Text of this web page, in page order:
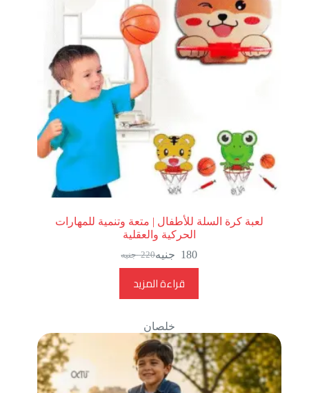
لعبة كرة السلة للأطفال | متعة وتنمية للمهارات
الحركية والعقلية
220 جنيه 180 جنيه
قراءة المزيد
خلصان